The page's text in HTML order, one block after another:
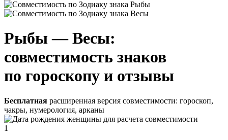
Рыбы — Весы:
совместимость знаков
по гороскопу и отзывы
Бесплатная расширенная версия совместимости: гороскоп,
чакры, нумерология, арканы
1